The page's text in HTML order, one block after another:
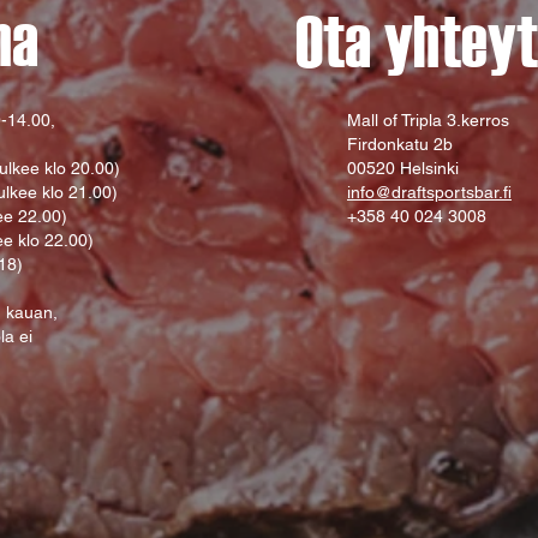
Ota
14.00,
klo 20.00)
klo 21.00)
22.00)
klo 22.00)
kauan,
ei
Mall of Tripla 3.kerros
Firdonkatu 2b
00520 Helsinki
info@draftsportsbar.fi
+358 40 024 3008